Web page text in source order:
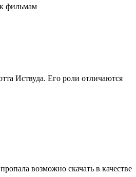
фильмам
Иствуда. Его роли отличаются
возможно скачать в качестве